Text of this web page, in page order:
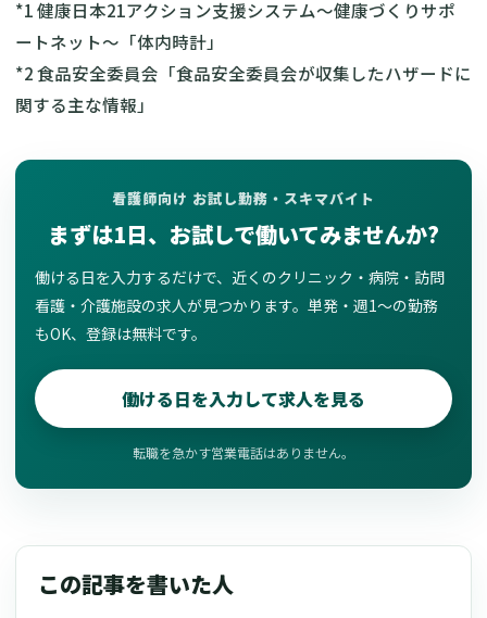
*1健康日本21アクション支援システム〜健康づくりサポ
ートネット〜「体内時計」
*2食品安全委員会「食品安全委員会が収集したハザードに
関する主な情報」
看護師向け お試し勤務・スキマバイト
まずは1日、お試しで働いてみませんか?
働ける日を入力するだけで、近くのクリニック・病院・訪問
看護・介護施設の求人が見つかります。単発・週1〜の勤務
もOK、登録は無料です。
働ける日を入力して求人を見る
転職を急かす営業電話はありません。
この記事を書いた人